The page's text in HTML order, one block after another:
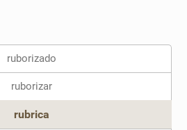
apresentados me ajudou
ruborizado
ruborizar
rubrica